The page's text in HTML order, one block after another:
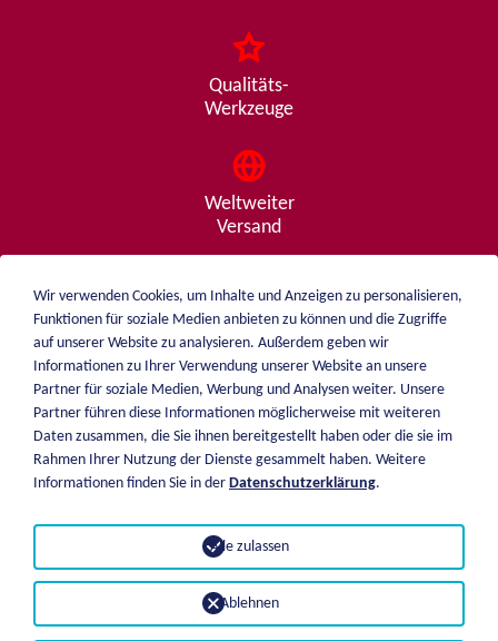
Qualitäts-
Werkzeuge
Weltweiter
Versand
Beratung
von A - Z
weiblen.
+49 (0)7551 1607
Über mich
Katalog
Zahlungsarten
Impressum
Datenschutz
Wir verwenden Cookies, um Inhalte und Anzeigen zu personalisieren,
Funktionen für soziale Medien anbieten zu können und die Zugriffe
auf unserer Website zu analysieren. Außerdem geben wir
Informationen zu Ihrer Verwendung unserer Website an unsere
Partner für soziale Medien, Werbung und Analysen weiter. Unsere
Partner führen diese Informationen möglicherweise mit weiteren
Daten zusammen, die Sie ihnen bereitgestellt haben oder die sie im
Rahmen Ihrer Nutzung der Dienste gesammelt haben. Weitere
Informationen finden Sie in der Datenschutzerklärung.
Ablehnen
Alle zulassen